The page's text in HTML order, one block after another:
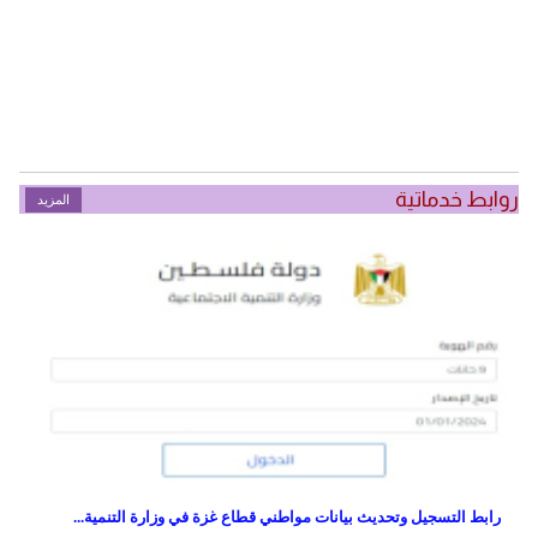
روابط خدماتية المزيد
رابط التسجيل وتحديث بيانات مواطني قطاع غزة في وزارة التنمية...